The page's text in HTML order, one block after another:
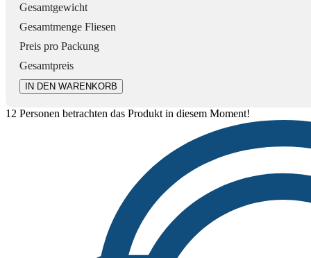
Gesamtgewicht
Gesamtmenge Fliesen
Preis pro Packung
Gesamtpreis
IN DEN WARENKORB
12 Personen betrachten das Produkt in diesem Moment!